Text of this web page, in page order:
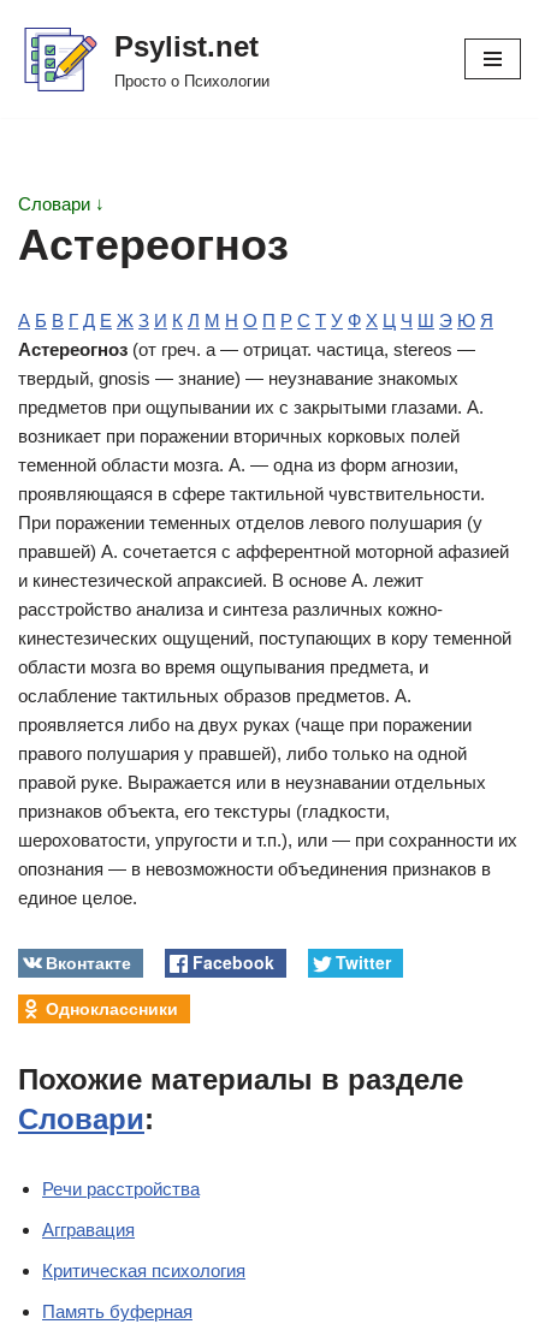
Перейти
Psylist.net
Просто о Психологии
Словари ↓
Астереогноз
А Б В Г Д Е Ж З И К Л М Н О П Р С Т У Ф Х Ц Ч Ш Э Ю Я
Астереогноз (от греч. а — отрицат. частица, stereos —
твердый, gnosis — знание) — неузнавание знакомых
предметов при ощупывании их с закрытыми глазами. А.
возникает при поражении вторичных корковых полей
теменной области мозга. А. — одна из форм агнозии,
проявляющаяся в сфере тактильной чувствительности.
При поражении теменных отделов левого полушария (у
правшей) А. сочетается с афферентной моторной афазией
и кинестезической апраксией. В основе А. лежит
расстройство анализа и синтеза различных кожно-
кинестезических ощущений, поступающих в кору теменной
области мозга во время ощупывания предмета, и
ослабление тактильных образов предметов. А.
проявляется либо на двух руках (чаще при поражении
правого полушария у правшей), либо только на одной
правой руке. Выражается или в неузнавании отдельных
признаков объекта, его текстуры (гладкости,
шероховатости, упругости и т.п.), или — при сохранности их
опознания — в невозможности объединения признаков в
единое целое.
Вконтакте Facebook
Twitter
Одноклассники
Похожие материалы в разделе
Словари:
Речи расстройства
Аггравация
Критическая психология
Память буферная